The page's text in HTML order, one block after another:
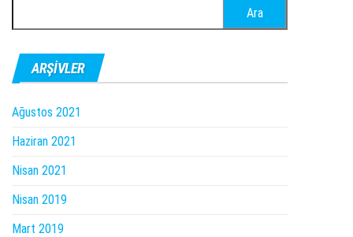
ARŞIVLER
Ağustos 2021
Haziran 2021
Nisan 2021
Nisan 2019
Mart 2019